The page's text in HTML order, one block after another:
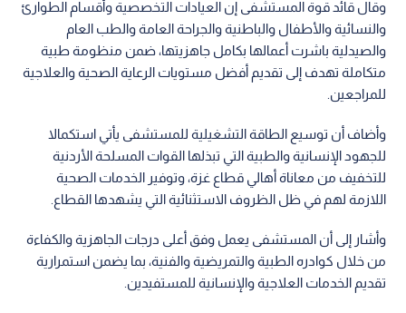
وقال قائد قوة المستشفى إن العيادات التخصصية وأقسام الطوارئ
والنسائية والأطفال والباطنية والجراحة العامة والطب العام
والصيدلية باشرت أعمالها بكامل جاهزيتها، ضمن منظومة طبية
متكاملة تهدف إلى تقديم أفضل مستويات الرعاية الصحية والعلاجية
للمراجعين.
وأضاف أن توسيع الطاقة التشغيلية للمستشفى يأتي استكمالا
للجهود الإنسانية والطبية التي تبذلها القوات المسلحة الأردنية
للتخفيف من معاناة أهالي قطاع غزة، وتوفير الخدمات الصحية
اللازمة لهم في ظل الظروف الاستثنائية التي يشهدها القطاع.
وأشار إلى أن المستشفى يعمل وفق أعلى درجات الجاهزية والكفاءة
من خلال كوادره الطبية والتمريضية والفنية، بما يضمن استمرارية
تقديم الخدمات العلاجية والإنسانية للمستفيدين.